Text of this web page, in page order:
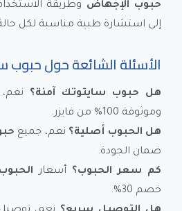
حبوب الإجهاض وطريقة
إلى استشارة طبية مناسبة لكل
الأسئلة الشائعة حول حبوب
هل حبوب سايتوتك آمنة؟ نعم،
وموثوقة 100% من فايزر.
هل الحبوب أصلية؟ نعم، جميع
ضمان الجودة.
كم سعر الحبوب؟ أسعار الحبوب
خصم 30%.